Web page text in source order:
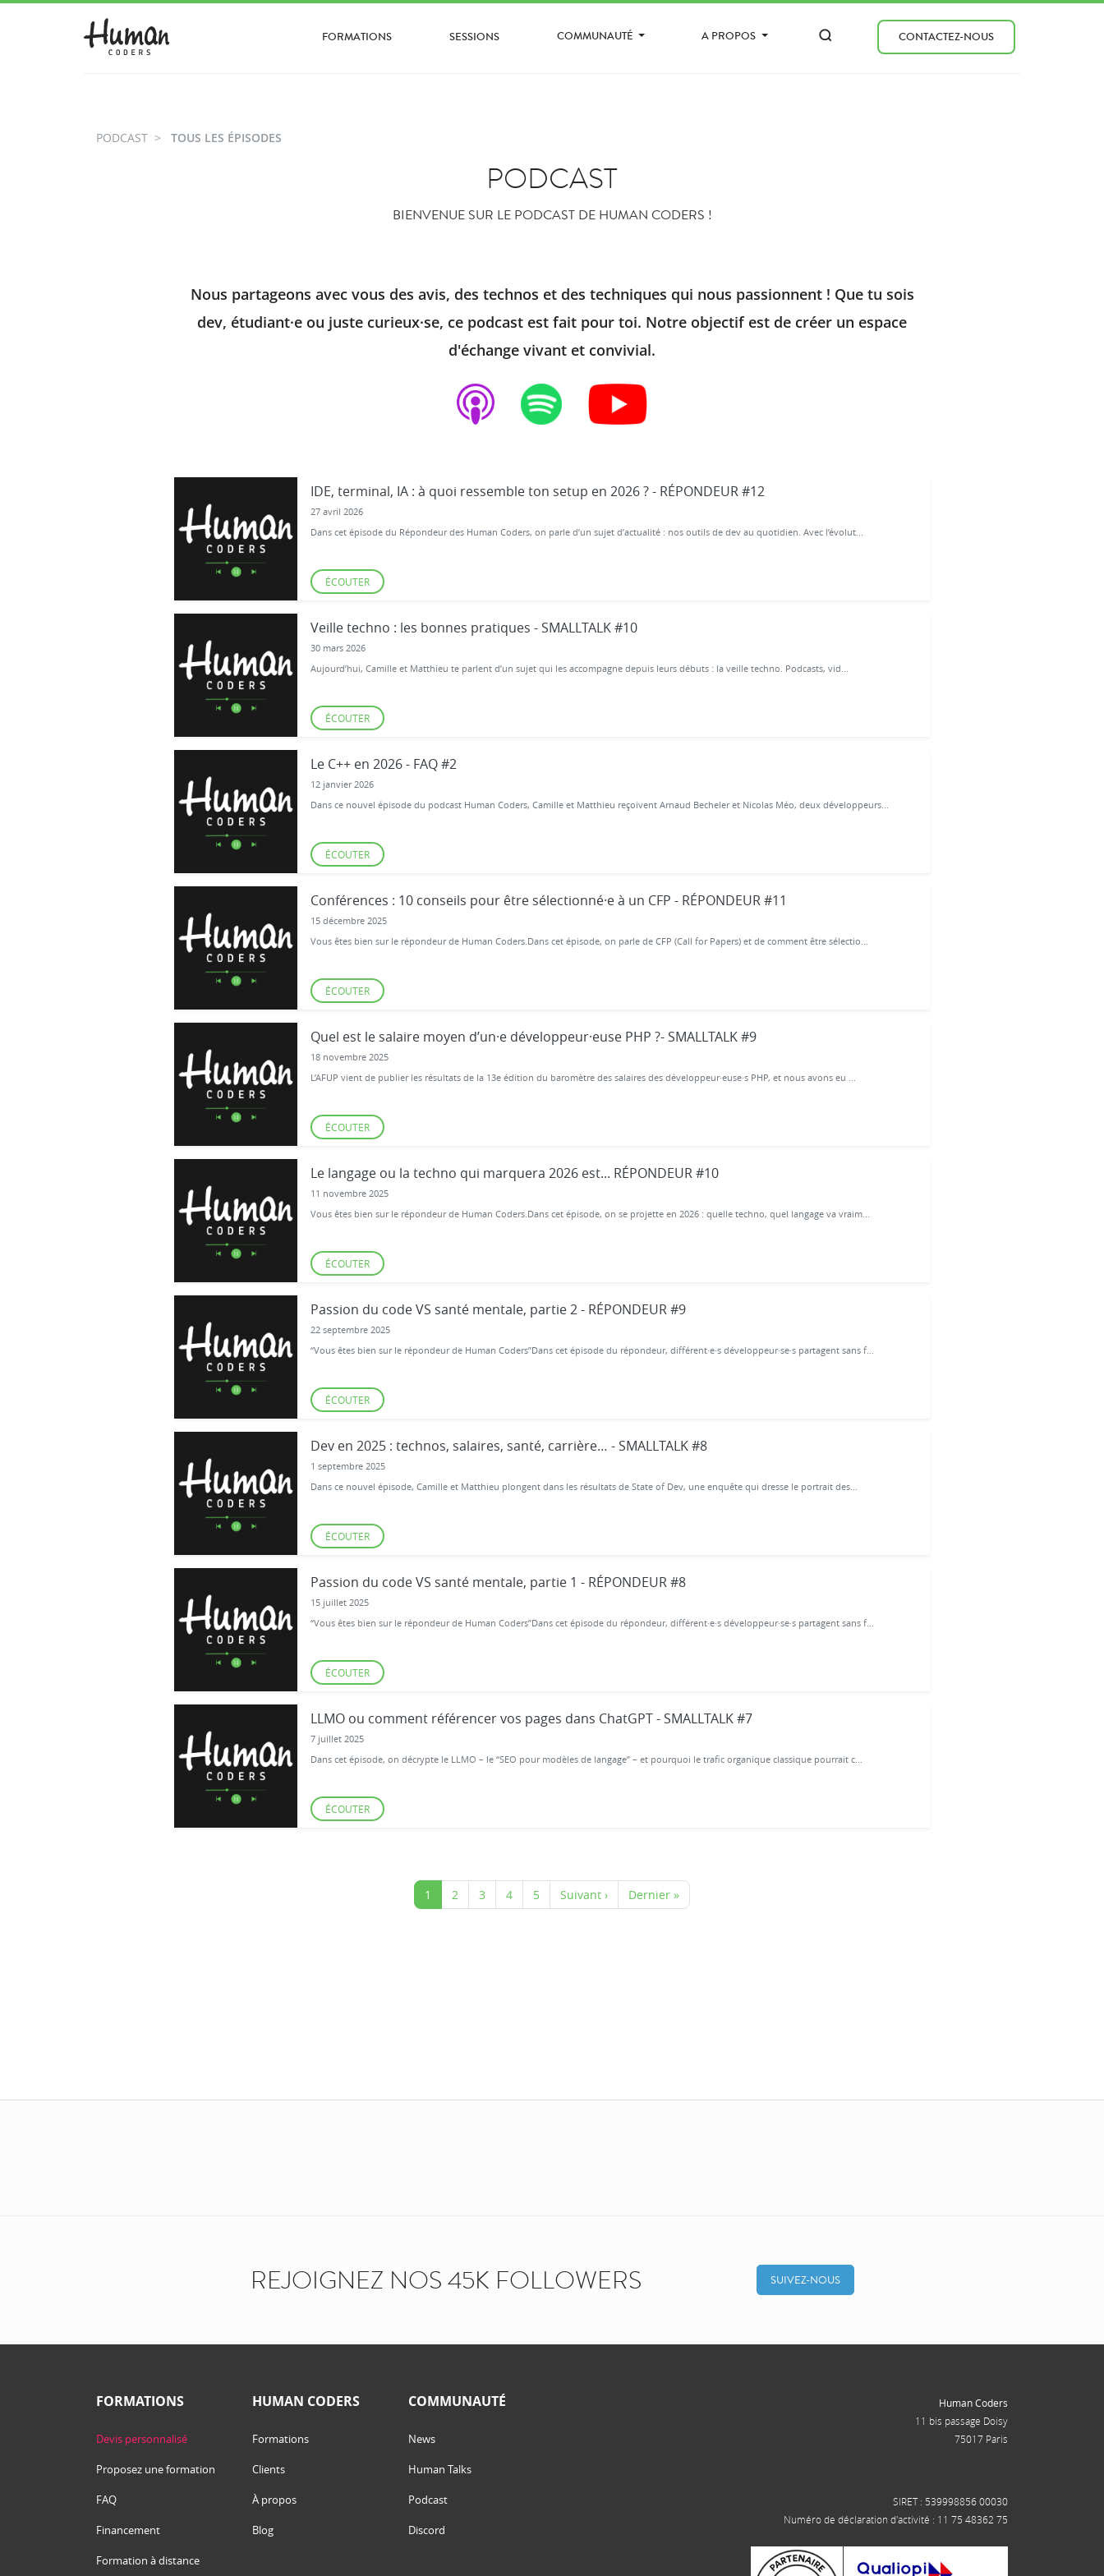
FORMATIONS SESSIONS COMMUNAUTÉ A PROPOS CONTACTEZ-NOUS
PODCAST TOUS LES ÉPISODES
PODCAST
BIENVENUE SUR LE PODCAST DE HUMAN CODERS !
Nous partageons avec vous des avis, des technos et des techniques qui nous passionnent ! Que tu sois
dev, étudiant·e ou juste curieux·se, ce podcast est fait pour toi. Notre objectif est de créer un espace
d'échange vivant et convivial.
IDE, terminal, IA : à quoi ressemble ton setup en 2026 ? - RÉPONDEUR #12
27 avril 2026
Dans cet épisode du Répondeur des Human Coders, on parle d’un sujet d’actualité : nos outils de dev au quotidien. Avec l’évolut...
ÉCOUTER
Veille techno : les bonnes pratiques - SMALLTALK #10
30 mars 2026
Aujourd’hui, Camille et Matthieu te parlent d’un sujet qui les accompagne depuis leurs débuts : la veille techno. Podcasts, vid...
ÉCOUTER
Le C++ en 2026 - FAQ #2
12 janvier 2026
Dans ce nouvel épisode du podcast Human Coders, Camille et Matthieu reçoivent Arnaud Becheler et Nicolas Méo, deux développeurs...
ÉCOUTER
Conférences : 10 conseils pour être sélectionné·e à un CFP - RÉPONDEUR #11
15 décembre 2025
Vous êtes bien sur le répondeur de Human Coders.Dans cet épisode, on parle de CFP (Call for Papers) et de comment être sélectio...
ÉCOUTER
Quel est le salaire moyen d’un·e développeur·euse PHP ?- SMALLTALK #9
18 novembre 2025
L’AFUP vient de publier les résultats de la 13e édition du baromètre des salaires des développeur·euse·s PHP, et nous avons eu ...
ÉCOUTER
Le langage ou la techno qui marquera 2026 est... RÉPONDEUR #10
11 novembre 2025
Vous êtes bien sur le répondeur de Human Coders.Dans cet épisode, on se projette en 2026 : quelle techno, quel langage va vraim...
ÉCOUTER
Passion du code VS santé mentale, partie 2 - RÉPONDEUR #9
22 septembre 2025
“Vous êtes bien sur le répondeur de Human Coders”Dans cet épisode du répondeur, différent·e·s développeur·se·s partagent sans f...
ÉCOUTER
Dev en 2025 : technos, salaires, santé, carrière… - SMALLTALK #8
1 septembre 2025
Dans ce nouvel épisode, Camille et Matthieu plongent dans les résultats de State of Dev, une enquête qui dresse le portrait des...
ÉCOUTER
Passion du code VS santé mentale, partie 1 - RÉPONDEUR #8
15 juillet 2025
“Vous êtes bien sur le répondeur de Human Coders”Dans cet épisode du répondeur, différent·e·s développeur·se·s partagent sans f...
ÉCOUTER
LLMO ou comment référencer vos pages dans ChatGPT - SMALLTALK #7
7 juillet 2025
Dans cet épisode, on décrypte le LLMO – le “SEO pour modèles de langage” – et pourquoi le trafic organique classique pourrait c...
ÉCOUTER
1 2 3 4 5 Suivant › Dernier »
REJOIGNEZ NOS 45K FOLLOWERS SUIVEZ-NOUS
FORMATIONS
Devis personnalisé
Proposez une formation
FAQ
Financement
Formation à distance
HUMAN CODERS
Formations
Clients
À propos
Blog
COMMUNAUTÉ
News
Human Talks
Podcast
Discord
Human Coders
11 bis passage Doisy
75017 Paris
SIRET : 539998856 00030
Numéro de déclaration d'activité : 11 75 48362 75